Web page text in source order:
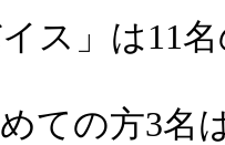
イス」は11
ての方3名